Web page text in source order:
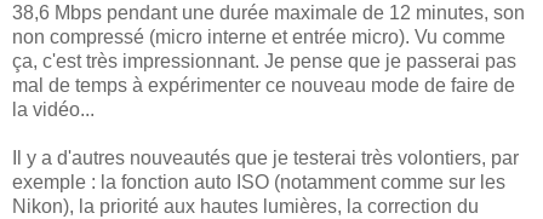
38,6 Mbps pendant une durée maximale de 12 minutes, son
non compressé (micro interne et entrée micro). Vu comme
ça, c'est très impressionnant. Je pense que je passerai pas
mal de temps à expérimenter ce nouveau mode de faire de
la vidéo...
Il y a d'autres nouveautés que je testerai très volontiers, par
exemple : la fonction auto ISO (notamment comme sur les
Nikon), la priorité aux hautes lumières, la correction du